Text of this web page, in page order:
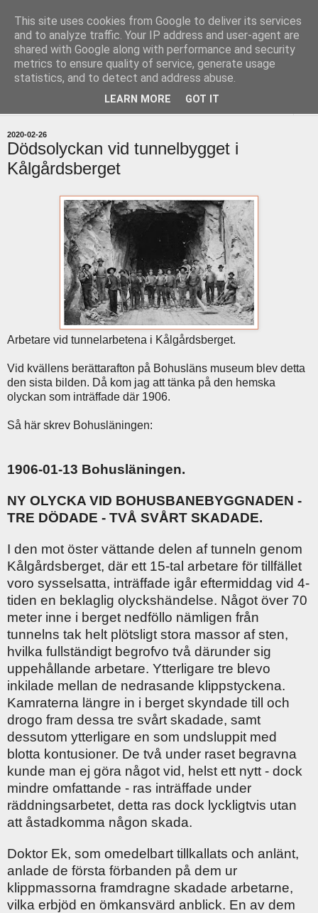
uddevallabloggen.se
med stort och smått från Uddevallas horisont
2020-02-26
Dödsolyckan vid tunnelbygget i
Kålgårdsberget
Arbetare vid tunnelarbetena i Kålgårdsberget.
Vid kvällens berättarafton på Bohusläns museum blev detta
den sista bilden. Då kom jag att tänka på den hemska
olyckan som inträffade där 1906.
Så här skrev Bohusläningen:
1906-01-13 Bohusläningen.
NY OLYCKA VID BOHUSBANEBYGGNADEN -
TRE DÖDADE - TVÅ SVÅRT SKADADE.
I den mot öster vättande delen af tunneln genom
Kålgårdsberget, där ett 15-tal arbetare för tillfället
voro sysselsatta, inträffade igår eftermiddag vid 4-
tiden en beklaglig olyckshändelse. Något över 70
meter inne i berget nedföllo nämligen från
tunnelns tak helt plötsligt stora massor af sten,
hvilka fullständigt begrofvo två därunder sig
uppehållande arbetare. Ytterligare tre blevo
inkilade mellan de nedrasande klippstyckena.
Kamraterna längre in i berget skyndade till och
drogo fram dessa tre svårt skadade, samt
dessutom ytterligare en som undsluppit med
blotta kontusioner. De två under raset begravna
kunde man ej göra något vid, helst ett nytt - dock
mindre omfattande - ras inträffade under
räddningsarbetet, detta ras dock lyckligtvis utan
att åstadkomma någon skada.
Doktor Ek, som omedelbart tillkallats och anlänt,
anlade de första förbanden på dem ur
klippmassorna framdragne skadade arbetarne,
vilka erbjöd en ömkansvärd anblick. En av dem
This site uses cookies from Google to deliver its services
and to analyze traffic. Your IP address and user-agent are
shared with Google along with performance and security
metrics to ensure quality of service, generate usage
statistics, and to detect and address abuse.
LEARN MORE GOT IT